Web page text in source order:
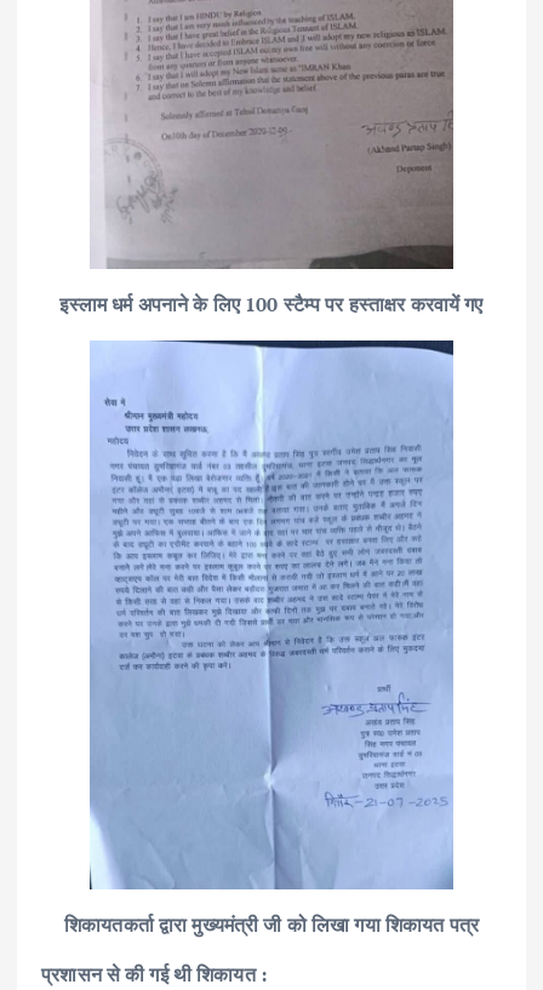
इस्लाम धर्म अपनाने के लिए 100 स्टैम्प पर हस्ताक्षर करवायें गए
शिकायतकर्ता द्वारा मुख्यमंत्री जी को लिखा गया‌ शिकायत पत्र
प्रशासन से की गई थी शिकायत :